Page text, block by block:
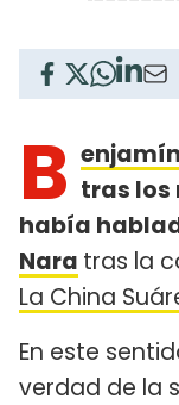
B tras los
había
Nara tras la
La China
En este
verdad de la